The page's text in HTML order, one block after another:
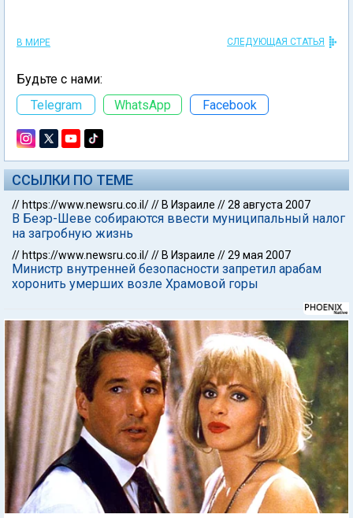
В МИРЕ СЛЕДУЮЩАЯ СТАТЬЯ
Будьте с нами:
Telegram
WhatsApp Facebook
ССЫЛКИ ПО ТЕМЕ
// https://www.newsru.co.il/// В Израиле //28 августа 2007
В Беэр-Шеве собираются ввести муниципальный налог
на загробную жизнь
// https://www.newsru.co.il/// В Израиле //29 мая 2007
Министр внутренней безопасности запретил арабам
хоронить умерших возле Храмовой горы